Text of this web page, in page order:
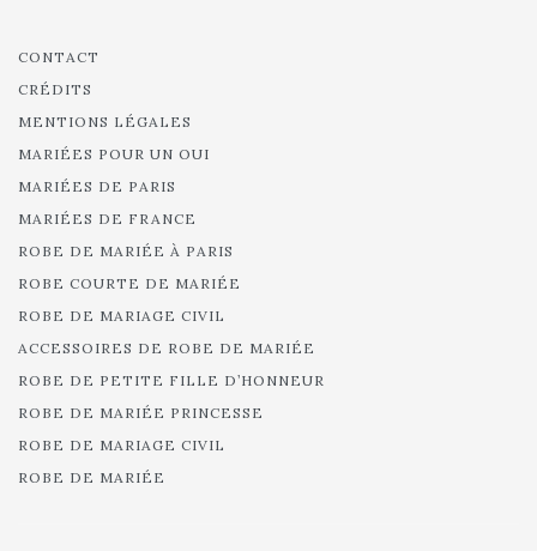
CONTACT
CRÉDITS
MENTIONS LÉGALES
MARIÉES POUR UN OUI
MARIÉES DE PARIS
MARIÉES DE FRANCE
ROBE DE MARIÉE À PARIS
ROBE COURTE DE MARIÉE
ROBE DE MARIAGE CIVIL
ACCESSOIRES DE ROBE DE MARIÉE
ROBE DE PETITE FILLE D’HONNEUR
ROBE DE MARIÉE PRINCESSE
ROBE DE MARIAGE CIVIL
ROBE DE MARIÉE